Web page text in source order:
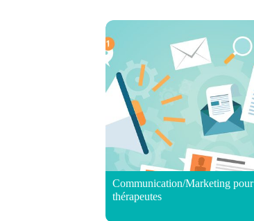
Communication/Marketing pour
thérapeutes